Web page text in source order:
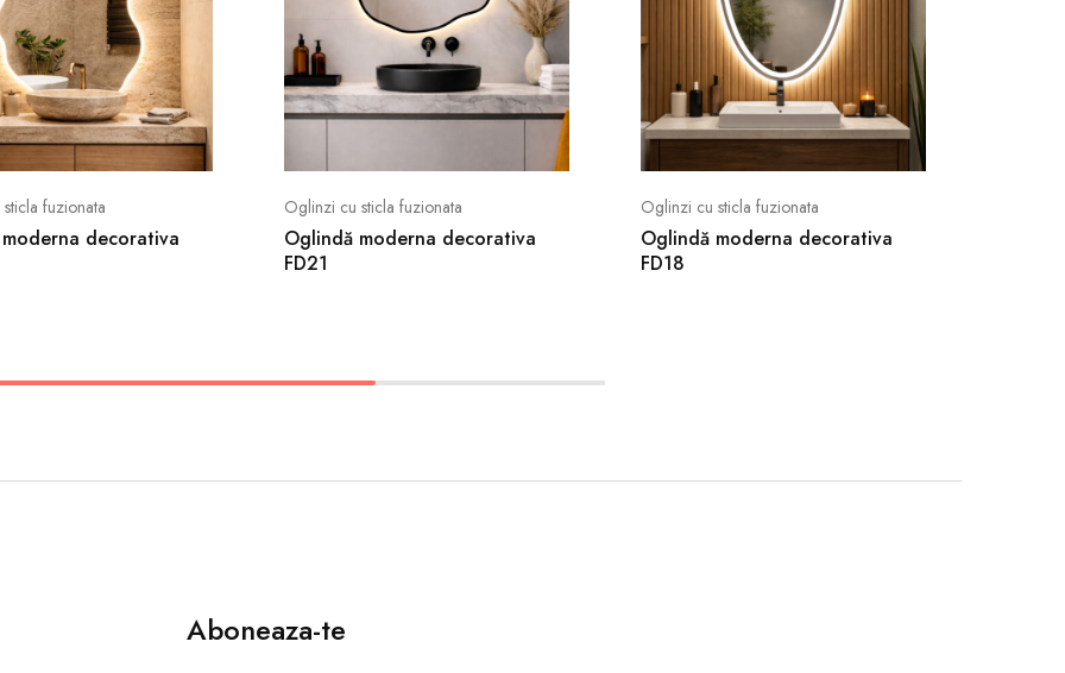
fuzionata
decorativa
Oglinzi cu sticla fuzionata
Oglindă moderna decorativa
FD21
Oglinzi cu sticla fuzionata
Oglindă moderna decorativa
FD18
Aboneaza-te